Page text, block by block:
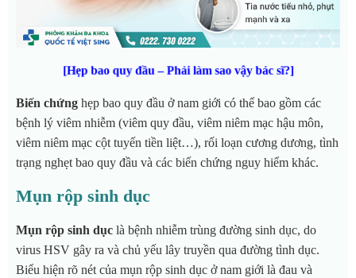
[Hẹp bao quy đầu – Phải làm sao vậy bác sĩ?]
Biến chứng hẹp bao quy đầu ở nam giới có thể bao gồm các
bệnh lý viêm nhiễm (viêm quy đầu, viêm niêm mạc hậu môn,
viêm niêm mạc cột tuyến tiền liệt…), rối loạn cương dương, tình
trạng nghẹt bao quy đầu và các biến chứng nguy hiểm khác.
Mụn rộp sinh dục
Mụn rộp sinh dục là bệnh nhiễm trùng đường sinh dục, do
virus HSV gây ra và chủ yếu lây truyền qua đường tình dục.
Biểu hiện rõ nét của mụn rộp sinh dục ở nam giới là đau và